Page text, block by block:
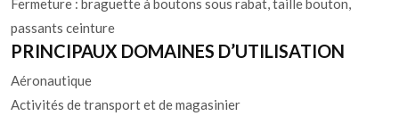
Fermeture : braguette à boutons sous rabat, taille bouton,
passants ceinture
PRINCIPAUX DOMAINES D’UTILISATION
Aéronautique
Activités de transport et de magasinier